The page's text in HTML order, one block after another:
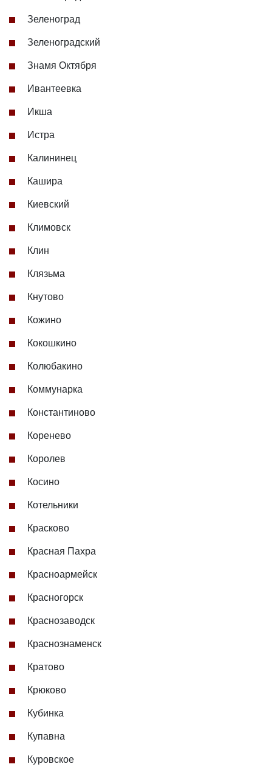
Зеленоград
Зеленоградский
Знамя Октября
Ивантеевка
Икша
Истра
Калининец
Кашира
Киевский
Климовск
Клин
Клязьма
Кнутово
Кожино
Кокошкино
Колюбакино
Коммунарка
Константиново
Коренево
Королев
Косино
Котельники
Красково
Красная Пахра
Красноармейск
Красногорск
Краснозаводск
Краснознаменск
Кратово
Крюково
Кубинка
Купавна
Куровское